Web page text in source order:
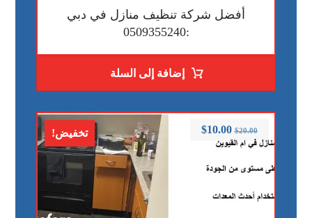
أفضل شركة تنظيف منازل في دبي
:0509355240
إضافة إلى السلة
تخفيض! $20.00
$10.00